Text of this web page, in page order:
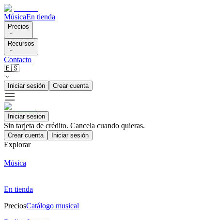
MúsicaEn tienda
Precios
Recursos
Contacto
🇪🇸
Iniciar sesión Crear cuenta
Iniciar sesión
Sin tarjeta de crédito. Cancela cuando quieras.
Crear cuenta Iniciar sesión
Explorar
Música
En tienda
PreciosCatálogo musical